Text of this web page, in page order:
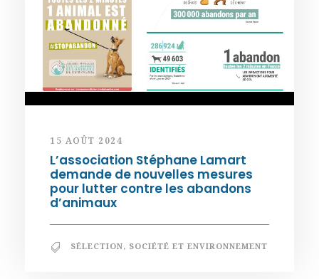
15 AOÛT 2024
L’association Stéphane Lamart
demande de nouvelles mesures
pour lutter contre les abandons
d’animaux
SÉLECTION, SOCIÉTÉ ET ENVIRONNEMENT